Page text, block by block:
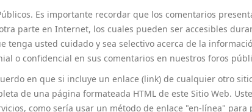
Es importante recordar que los comentarios
parte en Internet, los cuales pueden ser accesibles
tenga usted cuidado y sea selectivo acerca de la
o confidencial en sus comentarios en nuestros foros
en que si incluye un enlace (link) de cualquier otro
de una página formateada HTML de este Sitio Web.
como sería usar un método de enlace "en-línea"